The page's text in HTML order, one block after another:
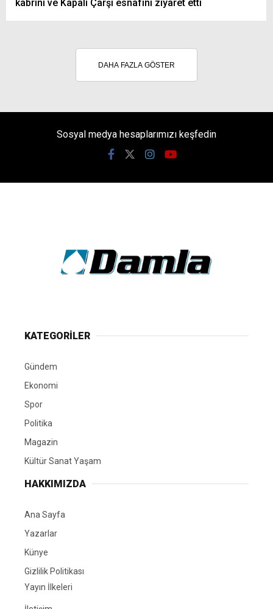
kabrini ve Kapalı Çarşı esnafını ziyaret etti
DAHA FAZLA GÖSTER
Sosyal medya hesaplarımızı keşfedin
KATEGORİLER
Gündem
Ekonomi
Spor
Politika
Magazin
Kültür Sanat Yaşam
HAKKIMIZDA
Ana Sayfa
Yazarlar
Künye
Gizlilik Politikası
Yayın İlkeleri